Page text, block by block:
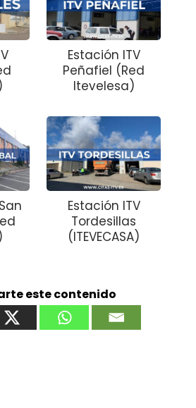
Estación ITV
Peñafiel (Red
Itevelesa)
Estación ITV
Tordesillas
(ITEVECASA)
este contenido